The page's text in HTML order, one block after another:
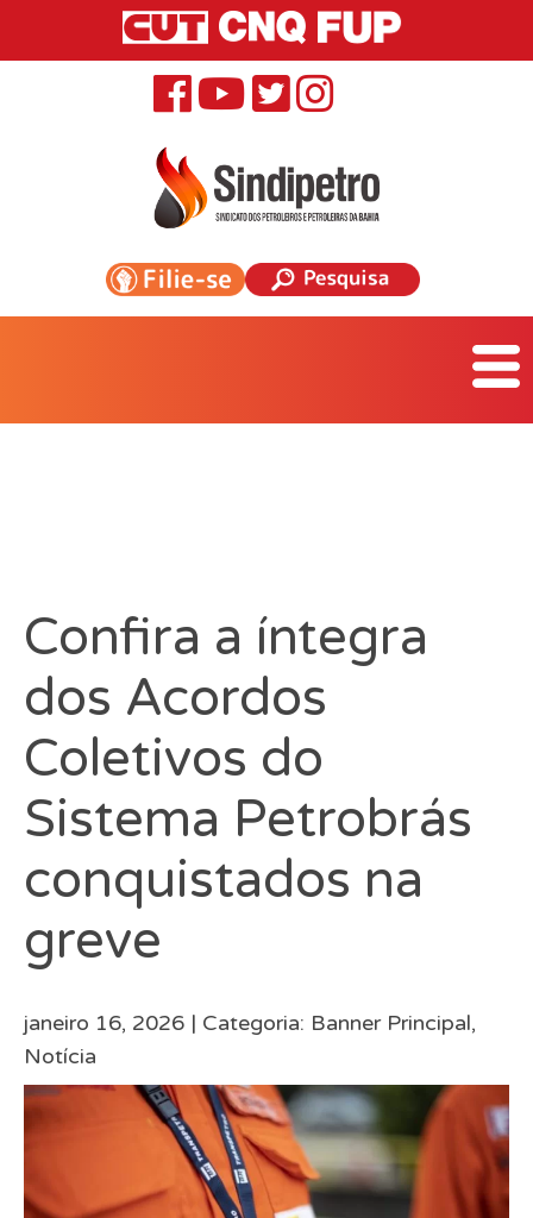
Confira a íntegra
dos Acordos
Coletivos do
Sistema Petrobrás
conquistados na
greve
janeiro 16, 2026 | Categoria: Banner Principal,
Notícia